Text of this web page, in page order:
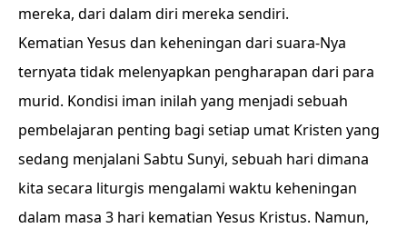
mereka, dari dalam diri mereka sendiri.
Kematian Yesus dan keheningan dari suara-Nya
ternyata tidak melenyapkan pengharapan dari para
murid. Kondisi iman inilah yang menjadi sebuah
pembelajaran penting bagi setiap umat Kristen yang
sedang menjalani Sabtu Sunyi, sebuah hari dimana
kita secara liturgis mengalami waktu keheningan
dalam masa 3 hari kematian Yesus Kristus. Namun,